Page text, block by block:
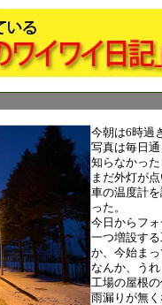
今朝は6時過
写真は毎日通
知らなかった
まだ外灯が点
車の温度計
った。
今日からフ
一つ増設す
か、今始まっ
なんか、うれ
工場の屋根の
雨漏りが無